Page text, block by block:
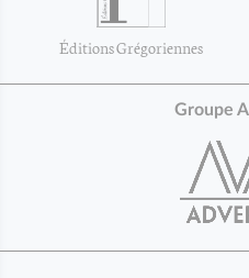
Éditions Grégoriennes
Groupe